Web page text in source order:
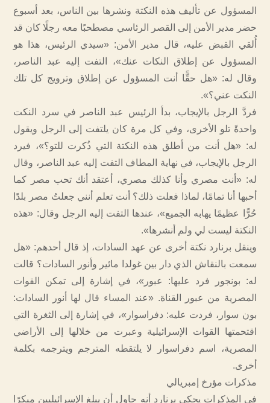
المسؤول عن تأليف هذه النكتة ونشرها بين الناس، بعد أسبوع
حضر مدير الأمن إلى القصر الرئاسي مصطحبًا معه رجلًا كان قد
أُلقي القبض عليه، قال مدير الأمن: «سيدي الرئيس، هذا هو
المسؤول عن إطلاق النكات عنك»، التفت إليه عبد الناصر،
وقال له: «هل حقًّا أنت المسؤول عن إطلاق وترويج كل تلك
النكت عني؟».
فردَّ الرجل بالإيجاب، بدأ الرئيس عبد الناصر في سرد النكت
واحدةً تلو الأخرى، وفي كل مرة كان يلتفت إلى الرجل ويقول
له: «هل أنت من أطلق هذه النكتة التي ذُكرت للتو؟»، فيرد
الرجل بالإيجاب، في نهاية المطاف التفت إليه عبد الناصر، وقال
له: «أنت مصري وأنا كذلك مصري، أعتقد أنك تحب مصر كما
أحبها أنا تمامًا، لماذا فعلت ذلك؟ أنت تعلم أنني جعلتُ مصر بلدًا
حُرًّا عظيمًا يهابه الجميع»، عندها التفت إليه الرجل وقال: «هذه
النكتة ليست لي ولم أنشرها».
وينقل برنارد نكتة أخرى عن عهد السادات، إذ قال أحدهم: «هل
سمعت بالنقاش الذي دار بين غولدا مائير وأنور السادات؟ قالت
له: بونجور فرد عليها: عبور»، في إشارة إلى تمكن القوات
المصرية من عبور القناة. «عند المساء قال لها أنور السادات:
بون سوار، فردت عليه: دفراسوار»، في إشارة إلى الثغرة التي
اقتحمتها القوات الإسرائيلية وعبرت من خلالها إلى الأراضي
المصرية، اسم دفراسوار لا يلتقطه المترجم ويترجمه بكلمة
أخرى.
مذكرات مؤرخ إمبريالي
في المذكرات يحكي برنارد أنه حاول أن يبلغ الإسرائيليين مبكرًا